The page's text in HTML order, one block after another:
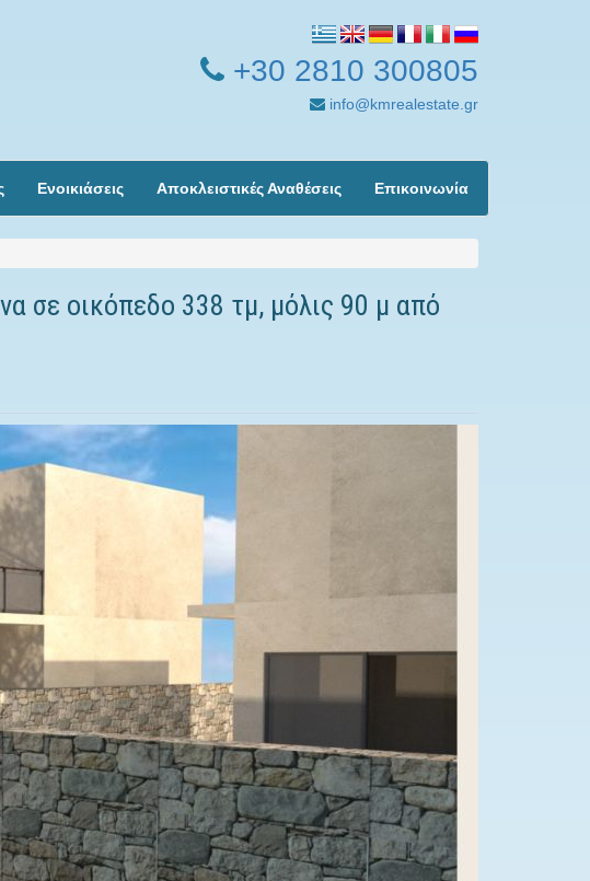
+30 2810 300805
info@kmrealestate.gr
Ενοικιάσεις Αποκλειστικές Αναθέσεις Επικοινωνία
σε οικόπεδο 338 τμ, μόλις 90 μ από